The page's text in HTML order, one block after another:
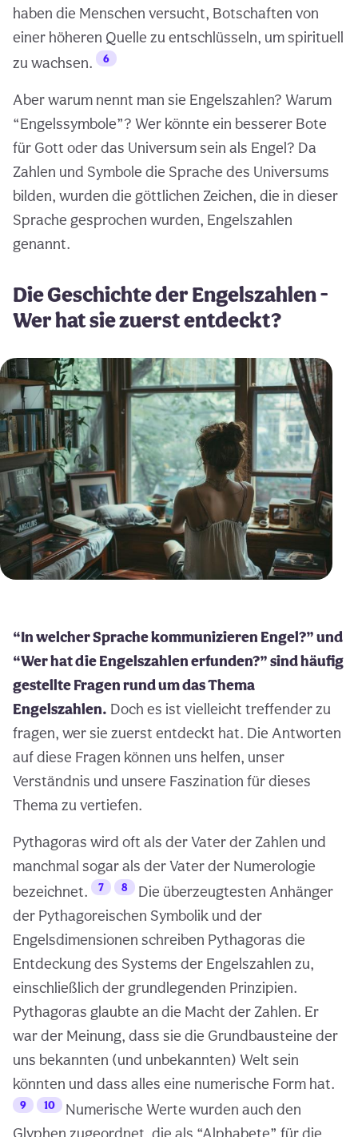
haben die Menschen versucht, Botschaften von
einer höheren Quelle zu entschlüsseln, um spirituell
zu wachsen.
6
Aber warum nennt man sie Engelszahlen? Warum
“Engelssymbole”? Wer könnte ein besserer Bote
für Gott oder das Universum sein als Engel? Da
Zahlen und Symbole die Sprache des Universums
bilden, wurden die göttlichen Zeichen, die in dieser
Sprache gesprochen wurden, Engelszahlen
genannt.
Die Geschichte der Engelszahlen -
Wer hat sie zuerst entdeckt?
“In welcher Sprache kommunizieren Engel?” und
“Wer hat die Engelszahlen erfunden?” sind häufig
gestellte Fragen rund um das Thema
Engelszahlen. Doch es ist vielleicht treffender zu
fragen, wer sie zuerst entdeckt hat. Die Antworten
auf diese Fragen können uns helfen, unser
Verständnis und unsere Faszination für dieses
Thema zu vertiefen.
Pythagoras wird oft als der Vater der Zahlen und
manchmal sogar als der Vater der Numerologie
bezeichnet.
7 8
Die überzeugtesten Anhänger
der Pythagoreischen Symbolik und der
Engelsdimensionen schreiben Pythagoras die
Entdeckung des Systems der Engelszahlen zu,
einschließlich der grundlegenden Prinzipien.
Pythagoras glaubte an die Macht der Zahlen. Er
war der Meinung, dass sie die Grundbausteine der
uns bekannten (und unbekannten) Welt sein
könnten und dass alles eine numerische Form hat.
9 10
Numerische Werte wurden auch den
Glyphen zugeordnet, die als “Alphabete” für die